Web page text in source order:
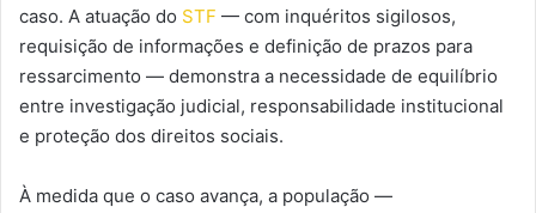
caso. A atuação do STF — com inquéritos sigilosos,
requisição de informações e definição de prazos para
ressarcimento — demonstra a necessidade de equilíbrio
entre investigação judicial, responsabilidade institucional
e proteção dos direitos sociais.
À medida que o caso avança, a população —